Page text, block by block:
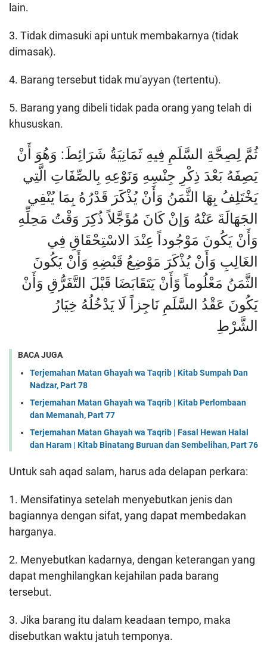
lain.
3. Tidak dimasuki api untuk membakarnya (tidak
dimasak).
4. Barang tersebut tidak mu'ayyan (tertentu).
5. Barang yang dibeli tidak pada orang yang telah di
khususkan.
ثُمَّ لِصِحَّةِ السَّلَمِ فِيهِ ثَمَانِيَةُ شَرَائِطَ: وَهُوَ أَنْ
يَصِفَهُ بَعْدَ ذِكْرِ جِنْسِهِ وَنَوْعِهِ بِالصِّفَاتِ الَّتِي
يَخْتَلِفُ بِهَا الثَّمَنُ وَأَنْ يُذْكَرَ قَدْرُهُ بِمَا يُنْفِي
الجَهَالَةَ عَنْهُ وَإنْ كَانَ مُؤَجَّلاً ذُكِرَ وَقْتُ مَحِلِّهِ
وَأَنْ يَكُونَ مَوْجُوداً عِنْدَ الاسْتِحْقَاقِ فِي
الغَالِبِ وَأَنْ يُذْكَرَ مَوْضِعُ قَبْضِهِ وَأَنْ يَكُونَ
الثَّمَنُ مَعْلُوماً وًأَنْ يَتَقَابَضَا قَبْلَ التَّفَرُّقِ وَأَنْ
يَكُونَ عَقْدُ السَّلَمِ نَاجِزاً لَا يَدْخُلُهُ خِيَارُ
الشَّرْطِ
BACA JUGA
Terjemahan Matan Ghayah wa Taqrib | Kitab Sumpah Dan
Nadzar, Part 78
Terjemahan Matan Ghayah wa Taqrib | Kitab Perlombaan
dan Memanah, Part 77
Terjemahan Matan Ghayah wa Taqrib | Fasal Hewan Halal
dan Haram | Kitab Binatang Buruan dan Sembelihan, Part 76
Untuk sah aqad salam, harus ada delapan perkara:
1. Mensifatinya setelah menyebutkan jenis dan
bagiannya dengan sifat, yang dapat membedakan
harganya.
2. Menyebutkan kadarnya, dengan keterangan yang
dapat menghilangkan kejahilan pada barang
tersebut.
3. Jika barang itu dalam keadaan tempo, maka
disebutkan waktu jatuh temponya.